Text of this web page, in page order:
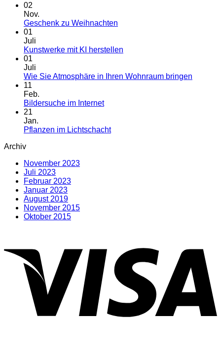
02
Nov.
Geschenk zu Weihnachten
Geschenk
01
Juli
Kunstwerke mit KI herstellen
Kunstwerke
01
Juli
Wie Sie Atmosphäre in Ihren Wohnraum bringen
11
Feb.
Bildersuche im InternetKeine
Bildersuche
21
Jan.
Pflanzen im LichtschachtKeine
Archiv
November 2023
Juli 2023
Februar 2023
Januar 2023
August 2019
November 2015
Oktober 2015